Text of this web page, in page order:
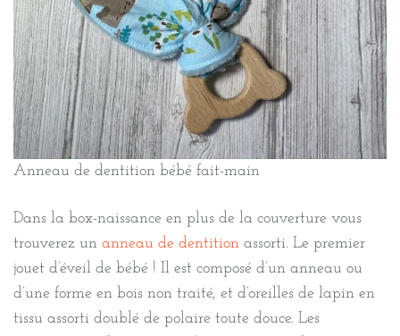
Anneau de dentition bébé fait-main
Dans la box-naissance en plus de la couverture vous
trouverez un anneau de dentition assorti. Le premier
jouet d’éveil de bébé ! Il est composé d’un anneau ou
d’une forme en bois non traité, et d’oreilles de lapin en
tissu assorti doublé de polaire toute douce. Les